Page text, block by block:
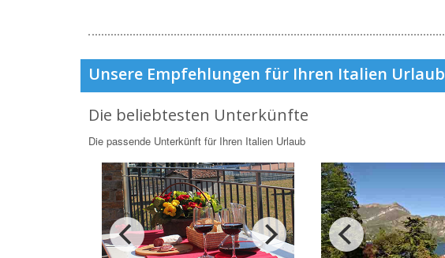
Unsere Empfehlungen für Ihren Italien Urlaub
Die beliebtesten Unterkünfte
Die passende Unterkünft für Ihren Italien Urlaub